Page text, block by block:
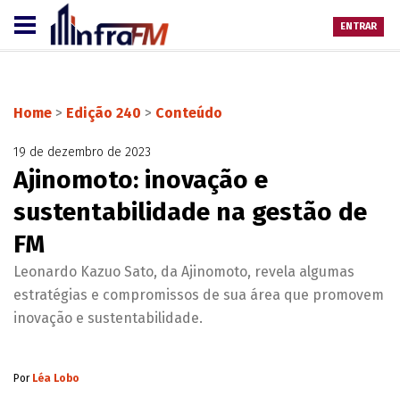
ENTRAR
Home > Edição 240 > Conteúdo
19 de dezembro de 2023
Ajinomoto: inovação e
sustentabilidade na gestão de
FM
Leonardo Kazuo Sato, da Ajinomoto, revela algumas
estratégias e compromissos de sua área que promovem
inovação e sustentabilidade.
Por Léa Lobo